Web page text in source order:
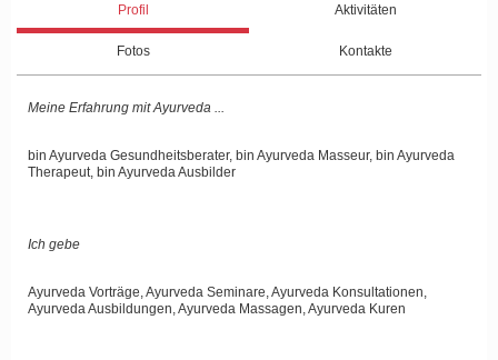
Profil Aktivitäten
Fotos Kontakte
Meine Erfahrung mit Ayurveda ...
bin Ayurveda Gesundheitsberater, bin Ayurveda Masseur, bin Ayurveda
Therapeut, bin Ayurveda Ausbilder
Ich gebe
Ayurveda Vorträge, Ayurveda Seminare, Ayurveda Konsultationen,
Ayurveda Ausbildungen, Ayurveda Massagen, Ayurveda Kuren